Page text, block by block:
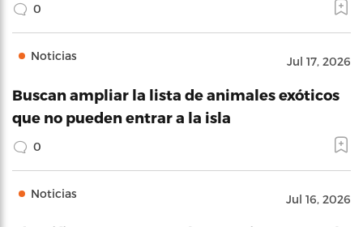
0
Noticias Jul 17, 2026
Buscan ampliar la lista de animales exóticos
que no pueden entrar a la isla
0
Noticias Jul 16, 2026